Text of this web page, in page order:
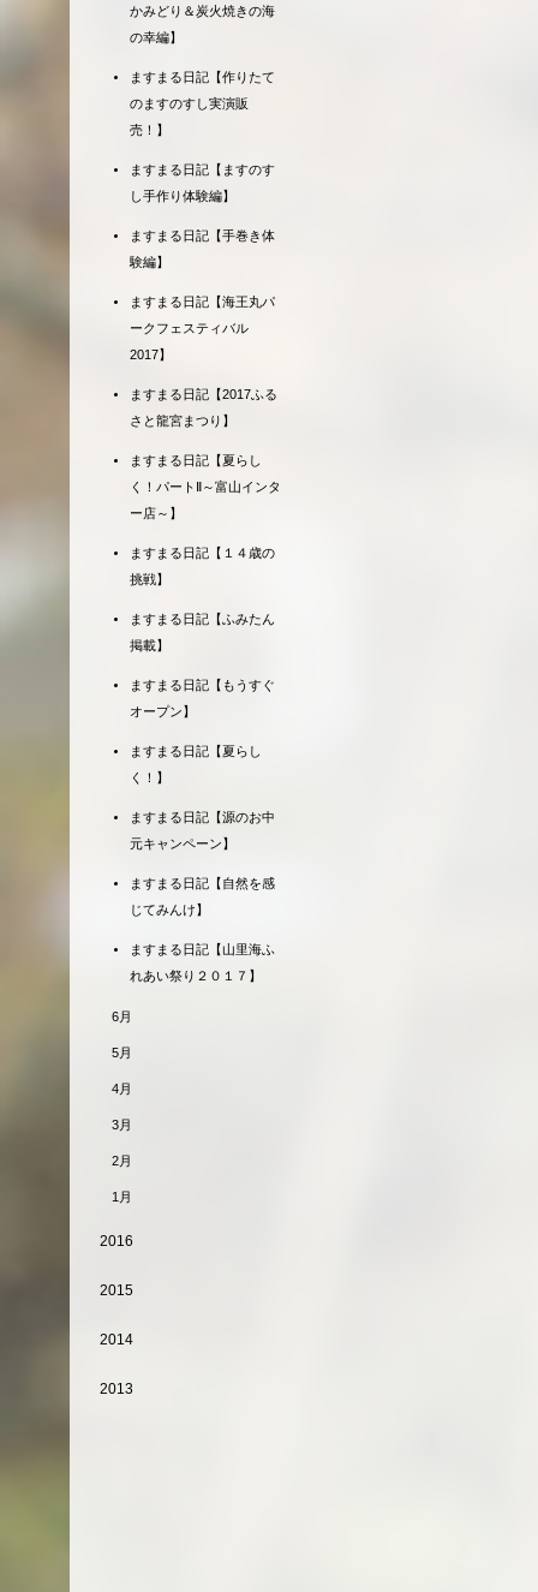
かみどり＆炭火焼きの海
の幸編】
ますまる日記【作りたて
のますのすし実演販
売！】
ますまる日記【ますのす
し手作り体験編】
ますまる日記【手巻き体
験編】
ますまる日記【海王丸パ
ークフェスティバル
2017】
ますまる日記【2017ふる
さと龍宮まつり】
ますまる日記【夏らし
く！パートⅡ～富山インタ
ー店～】
ますまる日記【１４歳の
挑戦】
ますまる日記【ふみたん
掲載】
ますまる日記【もうすぐ
オープン】
ますまる日記【夏らし
く！】
ますまる日記【源のお中
元キャンペーン】
ますまる日記【自然を感
じてみんけ】
ますまる日記【山里海ふ
れあい祭り２０１７】
6月
5月
4月
3月
2月
1月
2016
2015
2014
2013